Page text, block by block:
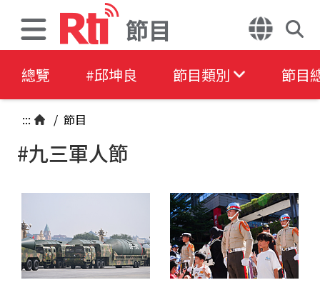
節目
總覽 #邱坤良 節目類別 節目
::: / 節目
#九三軍人節